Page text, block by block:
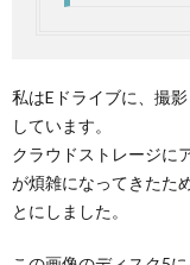
私はEドライブに、撮
しています。
クラウドストレージに
が煩雑になってきたた
とにしました。